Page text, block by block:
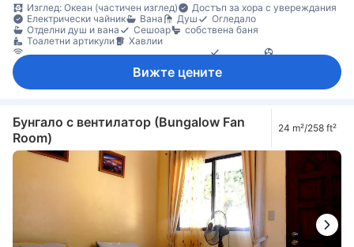
Изглед: Океан (частичен изглед)
Достъп за хора с увереждания
Електрически чайник
Вана Душ
Огледало
Отделни душ и вана
Сешоар
собствена баня
Тоалетни артикули
Хавлии
Дървен/паркетен под
Под с плочки/мрамор
Вижте цените
Бунгало с вентилатор (Bungalow Fan
Room)
24 m²/258 ft²